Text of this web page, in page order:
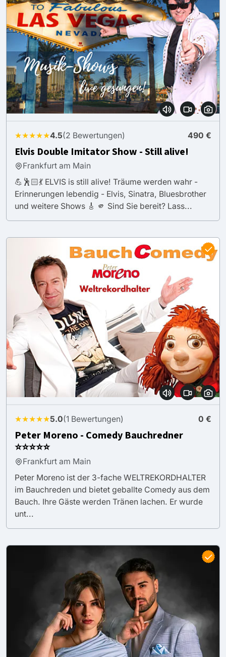
★★★★★4.5(2 Bewertungen) 490 €
Elvis Double Imitator Show - Still alive!
Frankfurt am Main
💪🕺🏻💃 ELVIS is still alive! Träume werden wahr -
Erinnerungen lebendig - Elvis, Sinatra, Bluesbrother
und weitere Shows 🎸 🫵 Sind Sie bereit? Lass...
★★★★★5.0(1 Bewertungen) 0 €
Peter Moreno - Comedy Bauchredner
⭐⭐⭐⭐⭐
Frankfurt am Main
Peter Moreno ist der 3-fache WELTREKORDHALTER
im Bauchreden und bietet geballte Comedy aus dem
Bauch. Ihre Gäste werden Tränen lachen. Er wurde
unt...